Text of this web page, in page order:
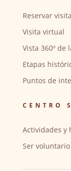
Reservar
Visita virtual
Vista 360º de
Etapas
Puntos de
CENTRO
Actividades y
Ser voluntario